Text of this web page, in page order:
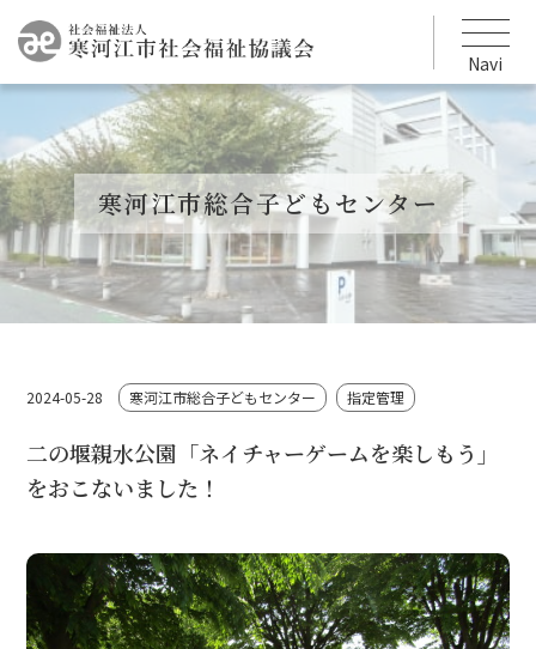
Navi
寒河江市総合子どもセンター
2024-05-28 寒河江市総合子どもセンター 指定管理
二の堰親水公園「ネイチャーゲームを楽しもう」
をおこないました！